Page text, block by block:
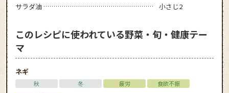
サラダ油
小さじ2
このレシピに使われている野菜・旬・健康テー
マ
ネギ
秋 冬 疲労
食欲不振